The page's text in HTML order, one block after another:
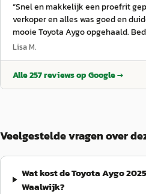
“Snel en makkelijk een proefrit
verkoper en alles was goed en
mooie Toyota Aygo opgehaald.
verkoop!
Lisa M.
Alle257reviews op Google →
Veelgestelde vragen over
Wat kost de Toyota Aygo
Waalwijk?